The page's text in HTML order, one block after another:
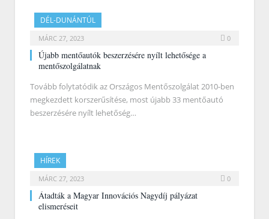
DÉL-DUNÁNTÚL
MÁRC 27, 2023 0
Újabb mentőautók beszerzésére nyílt lehetősége a
mentőszolgálatnak
Tovább folytatódik az Országos Mentőszolgálat 2010-ben
megkezdett korszerűsítése, most újabb 33 mentőautó
beszerzésére nyílt lehetőség…
HÍREK
MÁRC 27, 2023 0
Átadták a Magyar Innovációs Nagydíj pályázat
elismeréseit